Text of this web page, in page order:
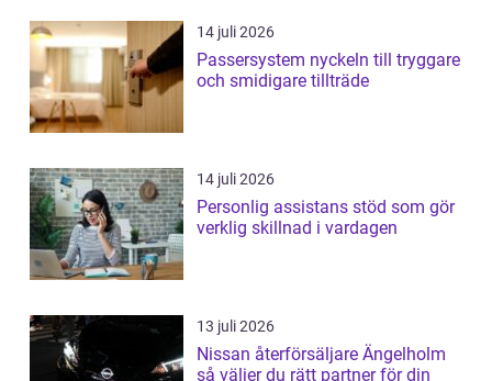
14 juli 2026
Passersystem nyckeln till tryggare
och smidigare tillträde
14 juli 2026
Personlig assistans stöd som gör
verklig skillnad i vardagen
13 juli 2026
Nissan återförsäljare Ängelholm
så väljer du rätt partner för din